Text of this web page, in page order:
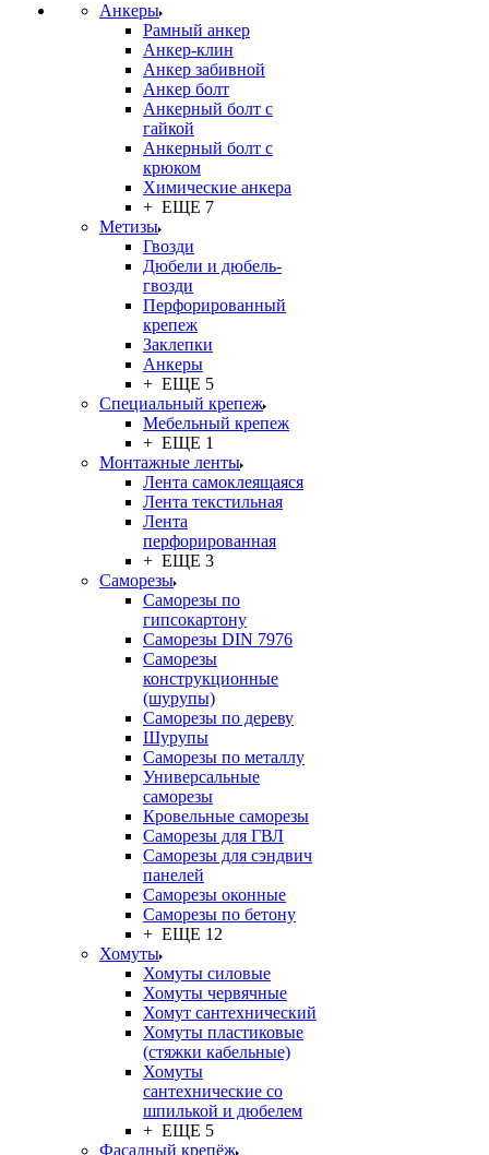
Анкеры
Рамный анкер
Анкер-клин
Анкер забивной
Анкер болт
Анкерный болт с
гайкой
Анкерный болт с
крюком
Химические анкера
+ ЕЩЕ 7
Метизы
Гвозди
Дюбели и дюбель-
гвозди
Перфорированный
крепеж
Заклепки
Анкеры
+ ЕЩЕ 5
Специальный крепеж
Мебельный крепеж
+ ЕЩЕ 1
Монтажные ленты
Лента самоклеящаяся
Лента текстильная
Лента
перфорированная
+ ЕЩЕ 3
Саморезы
Саморезы по
гипсокартону
Саморезы DIN 7976
Саморезы
конструкционные
(шурупы)
Саморезы по дереву
Шурупы
Саморезы по металлу
Универсальные
саморезы
Кровельные саморезы
Саморезы для ГВЛ
Саморезы для сэндвич
панелей
Саморезы оконные
Саморезы по бетону
+ ЕЩЕ 12
Хомуты
Хомуты силовые
Хомуты червячные
Хомут сантехнический
Хомуты пластиковые
(стяжки кабельные)
Хомуты
сантехнические со
шпилькой и дюбелем
+ ЕЩЕ 5
Фасадный крепёж